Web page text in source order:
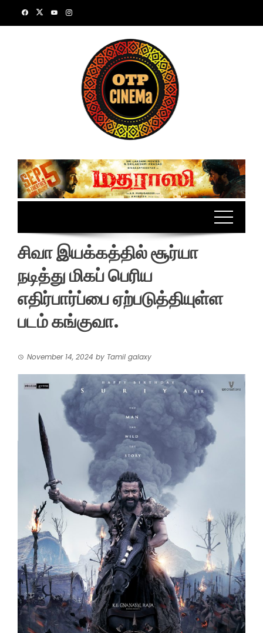
சிவா இயக்கத்தில் சூர்யா
நடித்து மிகப் பெரிய
எதிர்பார்ப்பை ஏற்படுத்தியுள்ள
படம் கங்குவா.
November 14, 2024 by Tamil galaxy